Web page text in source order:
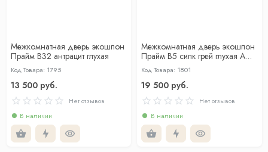
Межкомнатная дверь экошпон
Прайм B32 антрацит глухая
Код Товара: 1795
13 500 руб.
Нет отзывов
В наличии
Межкомнатная дверь экошпон
Прайм B5 силк грей глухая АЛ
черный молдинг
Код Товара: 1801
19 500 руб.
Нет отзывов
В наличии